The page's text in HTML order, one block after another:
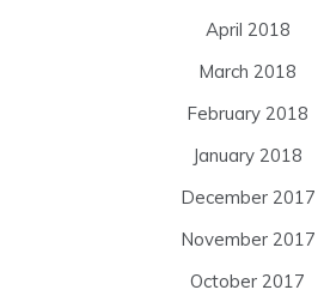
April 2018
March 2018
February 2018
January 2018
December 2017
November 2017
October 2017